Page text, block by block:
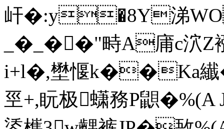
屽�:y�8Y涕
_�_��"畤A庯c泬Z
i+l�,壄愝k��Ka纎�
巠+,盶极蟏務P鼰